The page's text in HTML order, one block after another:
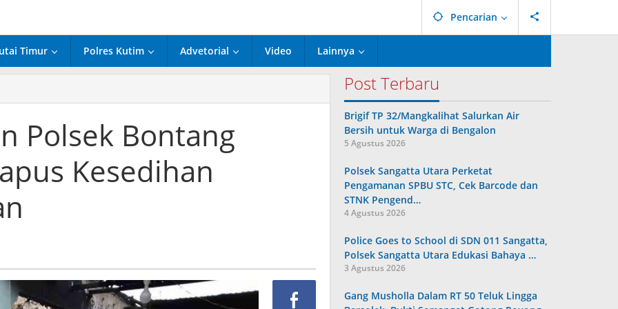
Pencarian
Timur Polres Kutim Advetorial Video Lainnya
Polsek Bontang
Kesedihan
Post Terbaru
Brigif TP 32/Mangkalihat Salurkan Air
Bersih untuk Warga di Bengalon
5 Agustus 2026
Polsek Sangatta Utara Perketat
Pengamanan SPBU STC, Cek Barcode dan
STNK Pengend…
4 Agustus 2026
Police Goes to School di SDN 011 Sangatta,
Polsek Sangatta Utara Edukasi Bahaya …
3 Agustus 2026
Gang Musholla Dalam RT 50 Teluk Lingga